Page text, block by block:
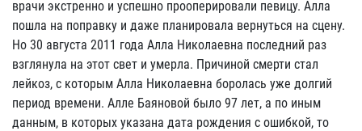
врачи экстренно и успешно прооперировали певицу. Алла
пошла на поправку и даже планировала вернуться на сцену.
Но 30 августа 2011 года Алла Николаевна последний раз
взглянула на этот свет и умерла. Причиной смерти стал
лейкоз, с которым Алла Николаевна боролась уже долгий
период времени. Алле Баяновой было 97 лет, а по иным
данным, в которых указана дата рождения с ошибкой, то